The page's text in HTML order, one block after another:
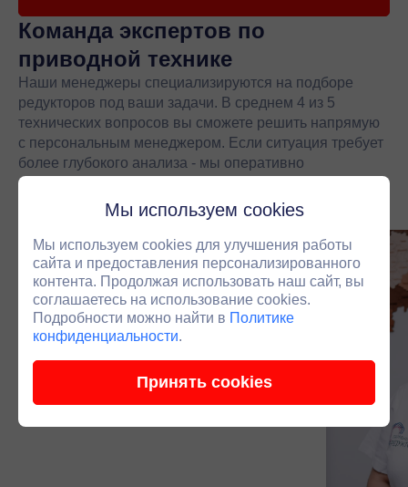
Команда экспертов по
приводной технике
Наши менеджеры специализируются на подборе
редукторов под ваши задачи. В среднем 4 из 5
технических вопросов вы сможете решить напрямую
с персональным менеджером. Если ситуация требует
более глубокого анализа - мы оперативно
подключаем инженера.
Мы используем cookies
Мы используем cookies для улучшения работы
сайта и предоставления персонализированного
контента. Продолжая использовать наш сайт, вы
соглашаетесь на использование cookies.
Подробности можно найти в Политике
конфиденциальности.
Принять cookies